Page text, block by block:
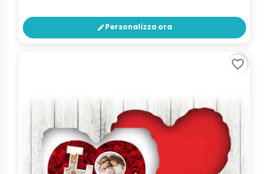
editPersonalizza ora
favorite_border